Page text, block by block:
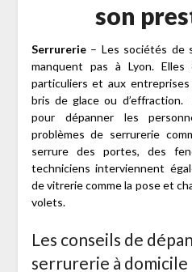
son
Serrurerie– Les sociétés de
manquent pas à Lyon.
particuliers et aux
bris de glace ou
pour dépanner les
problèmes de serrurerie
serrure des portes, des
techniciens interviennent
de vitrerie comme la pose et
volets.
Les conseils de
serrurerie à domicile